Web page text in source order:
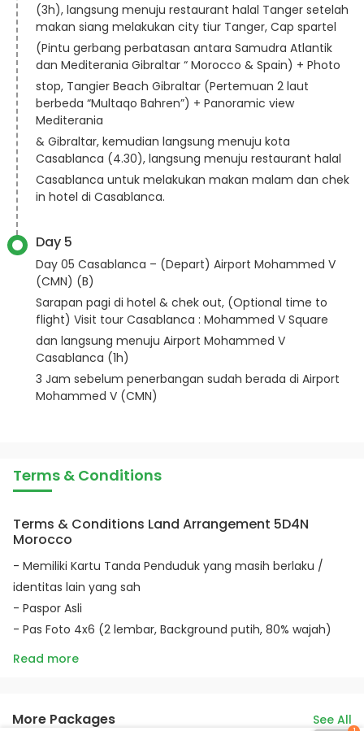
(3h), langsung menuju restaurant halal Tanger setelah
makan siang melakukan city tiur Tanger, Cap spartel
(Pintu gerbang perbatasan antara Samudra Atlantik
dan Mediterania Gibraltar “ Morocco & Spain) + Photo
stop, Tangier Beach Gibraltar (Pertemuan 2 laut
berbeda “Multaqo Bahren”) + Panoramic view
Mediterania
& Gibraltar, kemudian langsung menuju kota
Casablanca (4.30), langsung menuju restaurant halal
Casablanca untuk melakukan makan malam dan chek
in hotel di Casablanca.
Day 5
Day 05 Casablanca – (Depart) Airport Mohammed V
(CMN) (B)
Sarapan pagi di hotel & chek out, (Optional time to
flight) Visit tour Casablanca : Mohammed V Square
dan langsung menuju Airport Mohammed V
Casablanca (1h)
3 Jam sebelum penerbangan sudah berada di Airport
Mohammed V (CMN)
Terms & Conditions
Terms & Conditions Land Arrangement 5D4N
Morocco
- Memiliki Kartu Tanda Penduduk yang masih berlaku /
identitas lain yang sah
- Paspor Asli
- Pas Foto 4x6 (2 lembar, Background putih, 80% wajah)
Read more
More Packages See All